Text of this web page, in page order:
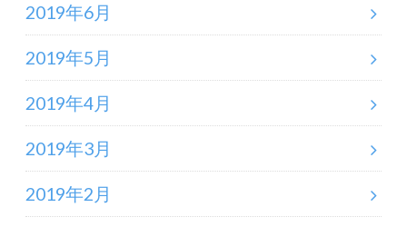
2019年6月
2019年5月
2019年4月
2019年3月
2019年2月